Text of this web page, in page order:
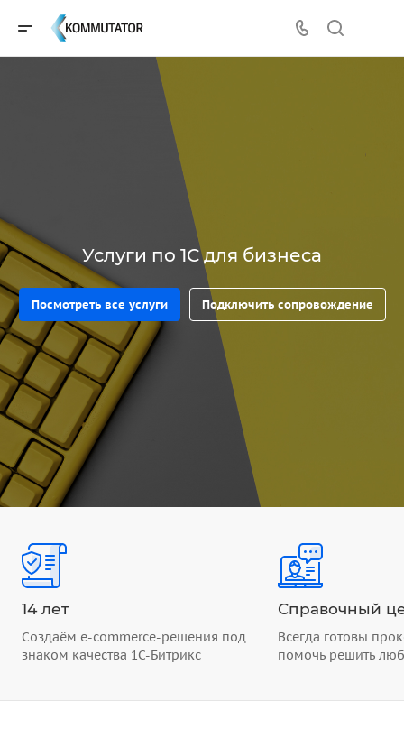
Услуги по 1С для бизнеса
Посмотреть все услуги Подключить сопровождение
14 лет
Создаём e-commerce-решения под
знаком качества 1С-Битрикс
Справочный
Всегда готовы
помочь решить